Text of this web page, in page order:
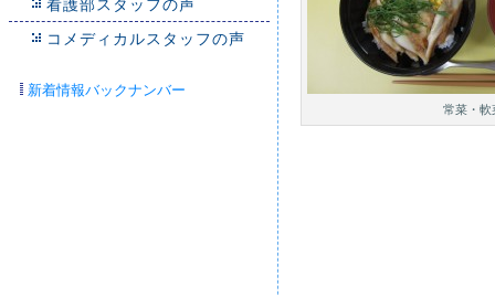
看護部スタッフの声
コメディカルスタッフの声
新着情報バックナンバー
常菜・軟